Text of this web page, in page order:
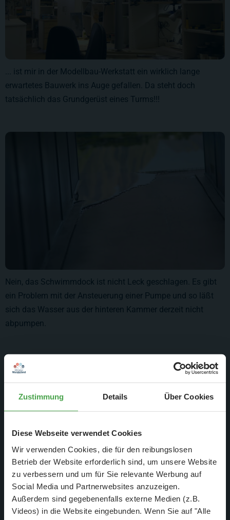
Zustimmung Details Über Cookies
Diese Webseite verwendet Cookies
Wir verwenden Cookies, die für den reibungslosen
Betrieb der Website erforderlich sind, um unsere Website
zu verbessern und um für Sie relevante Werbung auf
Social Media und Partnerwebsites anzuzeigen.
Außerdem sind gegebenenfalls externe Medien (z.B.
Videos) in die Website eingebunden. Wenn Sie auf "Alle
... ist mir in der Modellbau-Werkstatt ein wirklich lange
erwartetes Bauwerk ins Auge gefallen. Da steht doch
tatsächlich das Grundgerüst eines Turms!!!
Nein, das Schwimmdock ist nicht Leck geschlagen. Es gibt
ein Problem mit der Ansteuerung einer Pumpe und so läßt
sich das Wasser aus der hinteren Kammer derzeit nicht
abpumpen.
In sofern müssen wir auch dem Gerücht wiedersprechen, das